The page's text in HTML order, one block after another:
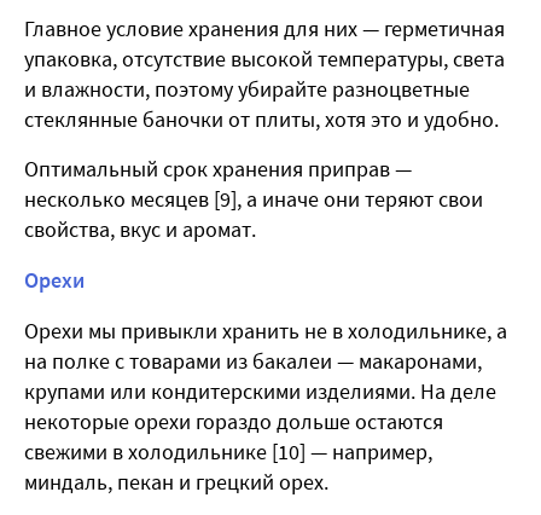
Главное условие хранения для них — герметичная
упаковка, отсутствие высокой температуры, света
и влажности, поэтому убирайте разноцветные
стеклянные баночки от плиты, хотя это и удобно.
Оптимальный срок хранения приправ —
несколько месяцев [9], а иначе они теряют свои
свойства, вкус и аромат.
Орехи
Орехи мы привыкли хранить не в холодильнике, а
на полке с товарами из бакалеи — макаронами,
крупами или кондитерскими изделиями. На деле
некоторые орехи гораздо дольше остаются
свежими в холодильнике [10] — например,
миндаль, пекан и грецкий орех.